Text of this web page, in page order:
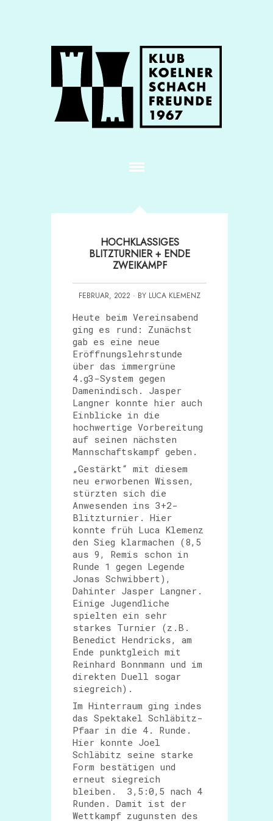
HOCHKLASSIGES
BLITZTURNIER + ENDE
ZWEIKAMPF
FEBRUAR, 2022 · BY LUCA KLEMENZ
Heute beim Vereinsabend
ging es rund: Zunächst
gab es eine neue
Eröffnungslehrstunde
über das immergrüne
4.g3-System gegen
Damenindisch. Jasper
Langner konnte hier auch
Einblicke in die
hochwertige Vorbereitung
auf seinen nächsten
Mannschaftskampf geben.
„Gestärkt“ mit diesem
neu erworbenen Wissen,
stürzten sich die
Anwesenden ins 3+2-
Blitzturnier. Hier
konnte früh Luca Klemenz
den Sieg klarmachen (8,5
aus 9, Remis schon in
Runde 1 gegen Legende
Jonas Schwibbert),
Dahinter Jasper Langner.
Einige Jugendliche
spielten ein sehr
starkes Turnier (z.B.
Benedict Hendricks, am
Ende punktgleich mit
Reinhard Bonnmann und im
direkten Duell sogar
siegreich).
Im Hinterraum ging indes
das Spektakel Schläbitz-
Pfaar in die 4. Runde.
Hier konnte Joel
Schläbitz seine starke
Form bestätigen und
erneut siegreich
bleiben. 3,5:0,5 nach 4
Runden. Damit ist der
Wettkampf zugunsten des